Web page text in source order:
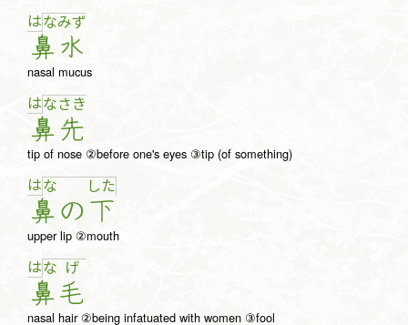
はな
鼻
みず
水
nasal mucus
はな
鼻
さ き
先
tip of nose ②before one's eyes ③tip (of something)
はな
鼻の
した
下
upper lip ②mouth
はな
鼻
げ
毛
nasal hair ②being infatuated with women ③fool